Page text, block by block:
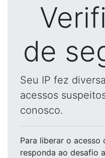
de
Seu IP fez
acessos
conosco.
Para liberar o acesso
responda ao desafio